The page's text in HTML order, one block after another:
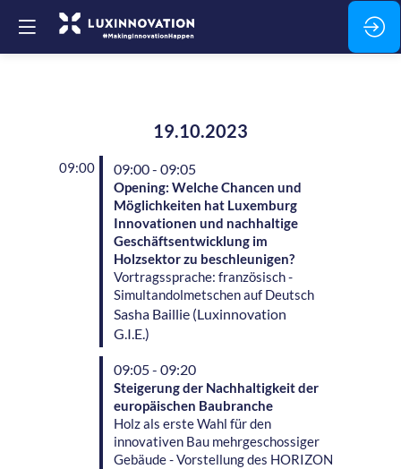
19.10.2023
09:00 09:00 - 09:05
Opening: Welche Chancen und
Möglichkeiten hat Luxemburg
Innovationen und nachhaltige
Geschäftsentwicklung im
Holzsektor zu beschleunigen?
Vortragssprache: französisch -
Simultandolmetschen auf Deutsch
Sasha Baillie (Luxinnovation
G.I.E.)
09:05 - 09:20
Steigerung der Nachhaltigkeit der
europäischen Baubranche
Holz als erste Wahl für den
innovativen Bau mehrgeschossiger
Gebäude - Vorstellung des HORIZON